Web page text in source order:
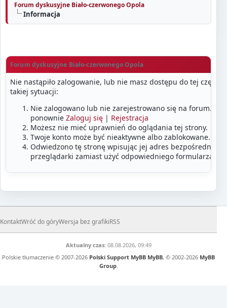
Forum dyskusyjne Biało-czerwonego Opola
Informacja
Forum dyskusyjne Biało-czerwonego Opola
Nie nastąpiło zalogowanie, lub nie masz dostępu do tej części
takiej sytuacji:
Nie zalogowano lub nie zarejestrowano się na forum.
ponownie Zaloguj się | Rejestracja
Możesz nie mieć uprawnień do oglądania tej strony.
Twoje konto może być nieaktywne albo zablokowane.
Odwiedzono tę stronę wpisując jej adres bezpośrednio w
przeglądarki zamiast użyć odpowiedniego formularza
KontaktWróć do góryWersja bez grafikiRSS
Aktualny czas:08.08.2026, 09:49
Polskie tłumaczenie © 2007-2026 Polski Support MyBB MyBB, © 2002-2026 MyBB
Group.